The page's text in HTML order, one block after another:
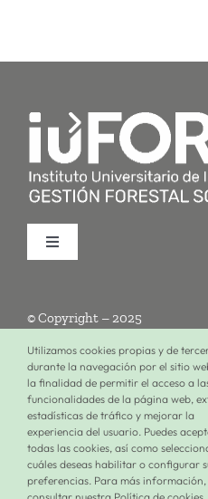
Toggle
Investigación
Formación
Únete al iuFOR
© Copyright – 2025
Términos de uso Política de
Utilizamos cookies propias y de
durante la navegación por el sitio
la finalidad de permitir el acceso a
funcionalidades de la página web,
estadísticas de tráfico y mejorar la
experiencia del usuario. Puedes
todas las cookies, así como
cuáles deseas habilitar o configurar
preferencias. Para más información,